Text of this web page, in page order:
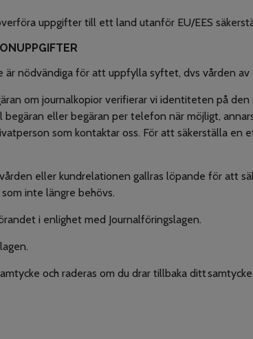
uppgifter till ett land utanför EU/EES
nödvändiga för att uppfylla syftet, dvs vården
om journalkopior verifierar vi identiteten på
eller begäran per telefon när möjligt,
som kontaktar oss. För att säkerställa en
eller kundrelationen gallras löpande för att
inte längre behövs.
i enlighet med Journalföringslagen.
och raderas om du drar tillbaka ditt samtycke.